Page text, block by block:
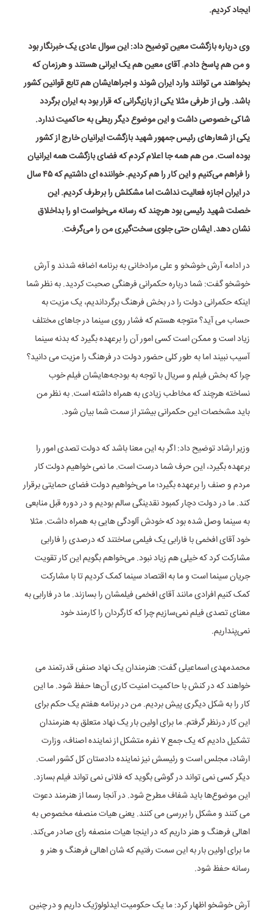
ایجاد کردیم.
وی درباره بازگشت معین توضیح داد: این سوال عادی یک خبرنگار بود
و من هم پاسخ دادم. آقای معین هم یک ایرانی هستند و هرزمان که
بخواهند می توانند وارد ایران شوند و اجراهایشان هم تابع قوانین کشور
باشد. ولی از طرفی مثلا یکی از بازیگرانی که قرار بود به ایران برگردد
شاکی خصوصی داشت و این موضوع دیگر ربطی به حاکمیت ندارد.
یکی از شعارهای رئیس جمهور شهید بازگشت ایرانیان خارج از کشور
بوده است. من هم همه جا اعلام کردم که فضای بازگشت همه ایرانیان
را فراهم می‌کنیم و این کار را هم کردیم. خواننده ای داشتیم که ۴۵ سال
در ایران اجازه فعالیت نداشت اما مشکلش را برطرف کردیم. این
خصلت شهید رئیسی بود هرچند که رسانه می‌خواست او را بداخلاق
نشان دهد. ایشان حتی جلوی سخت‌گیری من را می‌گرفت.
در ادامه آرش خوشخو و علی مرادخانی به برنامه اضافه شدند و آرش
خوشخو گفت: شما درباره حکمرانی فرهنگی صحبت کردید. به نظر شما
اینکه حکمرانی دولت را در بخش فرهنگ برگرداندیم، یک مزیت به
حساب می آید؟ متوجه هستم که فشار روی سینما در جاهای مختلف
زیاد است و ممکن است کسی امور آن را برعهده بگیرد که بدنه سینما
آسیب نبیند اما به طور کلی حضور دولت در فرهنگ را مزیت می دانید؟
چرا که بخش فیلم و سریال با توجه به بودجه‌هایشان فیلم خوب
نساخته هرچند که مخاطب زیادی به همراه داشته است. به نظر من
باید مشخصات این حکمرانی بیشتر از سمت شما بیان شود.
وزیر ارشاد توضیح داد: اگر به این معنا باشد که دولت تصدی امور را
برعهده بگیرد، این حرف شما درست است. ما نمی خواهیم دولت کار
مردم و صنف را برعهده بگیرد؛ ما می‌خواهیم دولت فضای حمایتی برقرار
کند. ما در دولت دچار کمبود نقدینگی سالم بودیم و در دوره قبل منابعی
به سینما وصل شده بود که خودش آلودگی هایی به همراه داشت. مثلا
خود آقای افخمی با فارابی یک فیلمی ساختند که درصدی را فارابی
مشارکت کرد که خیلی هم زیاد نبود. می‌خواهم بگویم این کار تقویت
جریان سینما است و ما به اقتصاد سینما کمک کردیم‌ تا با مشارکت
کمک کنیم افرادی مانند آقای افخمی فیلمشان را بسازند. ما در فارابی به
معنای تصدی فیلم نمی‌سازیم چرا که کارگردان را کارمند خود
نمی‌پنداریم‌.
محمدمهدی اسماعیلی گفت: هنرمندان یک نهاد صنفی قدرتمند می
خواهند که در کنش با حاکمیت امنیت کاری آن‌ها حفظ شود. ما این
کار را به شکل دیگری پیش بردیم‌. من در برنامه هفتم یک حکم برای
این کار درنظر گرفتم. ما برای اولین بار یک نهاد متعلق به هنرمندان
تشکیل دادیم که یک جمع ۷ نفره متشکل از نماینده اصناف، وزارت
ارشاد، مجلس است و رئیسش نیز نماینده دادستان کل کشور است.
دیگر کسی نمی تواند در گوشی بگوید که فلانی نمی تواند فیلم بسازد.
این موضوع‌ها باید شفاف مطرح شود. در آنجا رسما از هنرمند دعوت
می کنند و مشکل را بررسی می کنند. یعنی هیات منصفه مخصوص به
اهالی فرهنگ و هنر داریم که در اینجا هیات منصفه رای صادر می‌کند.
ما برای اولین بار به این سمت رفتیم که شان اهالی فرهنگ و هنر و
رسانه حفظ شود.
آرش خوشخو اظهار کرد: ما یک حکومیت ایدئولوژیک داریم و در چنین